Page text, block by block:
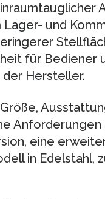
Lager- und
für Bediener
Hersteller.
eine
in Edelstahl,